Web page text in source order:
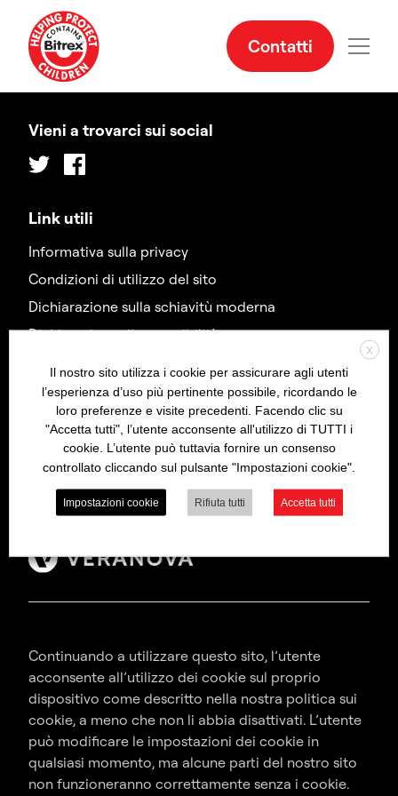
Contatti
Contatti
Head Office, Macfarlan Smith, 10 Wheatfield Road,
Edinburgh, EH11 2QA, Scotland, United Kingdom
Tel: +44 (0)131 337 2434
Fax: +44 (0)131 337 9813
Link utili
Informativa sulla privacy
Condizioni di utilizzo del sito
Dichiarazione sulla schiavitù moderna
Dichiarazione di accessibilità
Vieni a trovarci sui social
Twitter Facebook
Continuando a utilizzare questo sito, l’utente
acconsente all’utilizzo dei cookie sul proprio
dispositivo come descritto nella nostra politica sui
cookie, a meno che non li abbia disattivati. L’utente
può modificare le impostazioni dei cookie in
qualsiasi momento, ma alcune parti del nostro sito
non funzioneranno correttamente senza i cookie.
X
Il nostro sito utilizza i cookie per assicurare agli utenti
l’esperienza d’uso più pertinente possibile, ricordando le
loro preferenze e visite precedenti. Facendo clic su
"Accetta tutti", l’utente acconsente all'utilizzo di TUTTI i
cookie. L’utente può tuttavia fornire un consenso
controllato cliccando sul pulsante "Impostazioni cookie".
Impostazioni cookie Rifiuta tutti Accetta tutti